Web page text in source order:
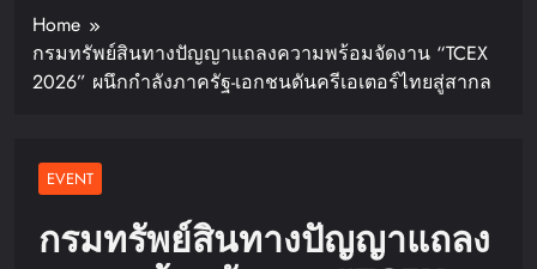
Home
กรมทรัพย์สินทางปัญญาแถลงความพร้อมจัดงาน “TCEX
2026” ผนึกกำลังภาครัฐ-เอกชนดันครีเอเตอร์ไทยสู่สากล
EVENT
กรมทรัพย์สินทางปัญญาแถลง